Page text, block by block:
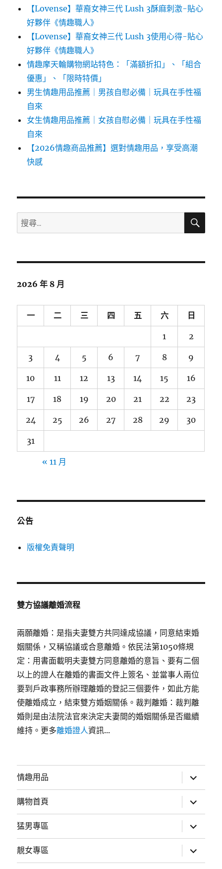
【Lovense】華裔女神三代 Lush 3酥麻刺激-貼心
好夥伴《情趣職人》
【Lovense】華裔女神三代 Lush 3使用心得-貼心
好夥伴《情趣職人》
情趣摩天輪購物網站特色：「滿額折扣」、「組合
優惠」、「限時特價」
男生情趣用品推薦｜男孩自慰必備｜玩具在手性福
自來
女生情趣用品推薦｜女孩自慰必備｜玩具在手性福
自來
【2026情趣商品推薦】選對情趣用品，享受高潮
快感
搜
尋
鍵
搜
2026 年 8 月
一 二 三 四 五 六 日
1 2
3 4 5 6 7 8 9
10 11 12 13 14 15 16
17 18 19 20 21 22 23
24 25 26 27 28 29 30
31
« 11 月
公告
版權免責聲明
雙方協議離婚流程
兩願離婚：是指夫妻雙方共同達成協議，同意結束婚
姻關係，又稱協議或合意離婚。依民法第1050條規
定：用書面載明夫妻雙方同意離婚的意旨、要有二個
以上的證人在離婚的書面文件上簽名、並當事人兩位
要到戶政事務所辦理離婚的登記三個要件，如此方能
使離婚成立，結束雙方婚姻關係。裁判離婚：裁判離
婚則是由法院法官來決定夫妻間的婚姻關係是否繼續
維持。更多離婚證人資訊...
情趣用品
展
開
子
選
單
購物首頁
展
開
子
選
單
猛男專區
展
開
子
選
單
靚女專區
展
開
子